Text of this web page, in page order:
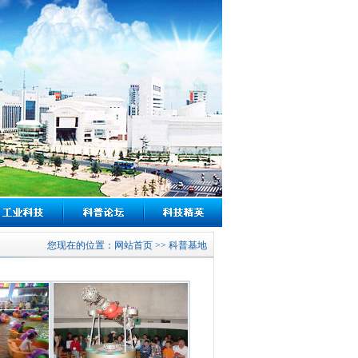
您现在的位置： 网站首页 >> 科普基地